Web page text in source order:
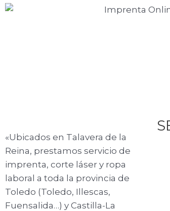
«Ubicados en Talavera de la
Reina, prestamos servicio de
imprenta, corte láser y ropa
laboral a toda la provincia de
Toledo (Toledo, Illescas,
Fuensalida…) y Castilla-La